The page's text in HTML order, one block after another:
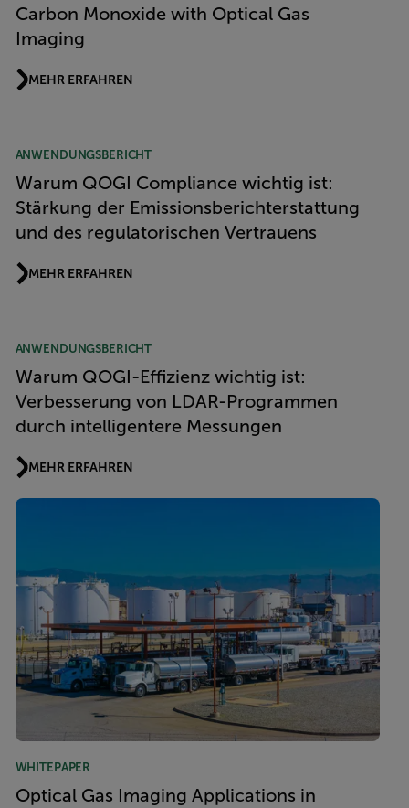
Carbon Monoxide with Optical Gas
Imaging
MEHR ERFAHREN
ANWENDUNGSBERICHT
Warum QOGI Compliance wichtig ist:
Stärkung der Emissionsberichterstattung
und des regulatorischen Vertrauens
MEHR ERFAHREN
ANWENDUNGSBERICHT
Warum QOGI-Effizienz wichtig ist:
Verbesserung von LDAR-Programmen
durch intelligentere Messungen
MEHR ERFAHREN
WHITEPAPER
Optical Gas Imaging Applications in